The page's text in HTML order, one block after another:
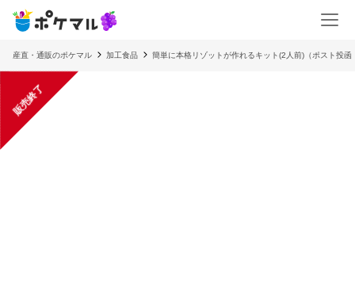
産直・通販のポケマル 加工食品 簡単に本格リゾットが作れるキット(2人前)（ポスト投函
販売終了